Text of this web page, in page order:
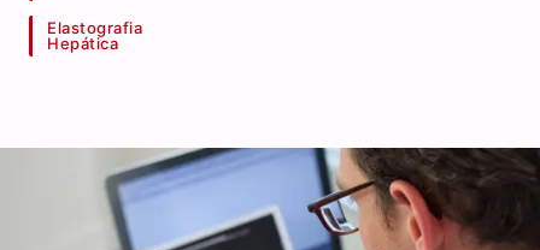
Elastografia
Hepática